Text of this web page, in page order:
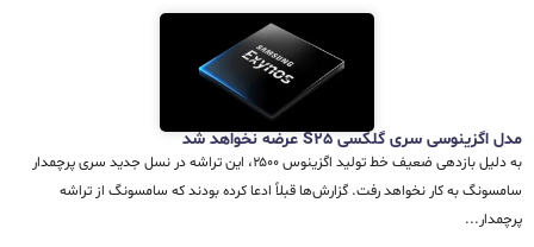
مدل اگزینوسی سری گلکسی S25 عرضه نخواهد شد
به دلیل بازدهی ضعیف خط تولید اگزینوس ۲۵۰۰، این تراشه در نسل جدید سری پرچمدار
سامسونگ به کار نخواهد رفت. گزارش‌ها قبلاً ادعا کرده بودند که سامسونگ از تراشه
پرچمدار...